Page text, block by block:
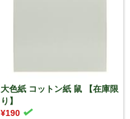
大色紙 コットン紙 鼠 【在庫限
り】
¥190